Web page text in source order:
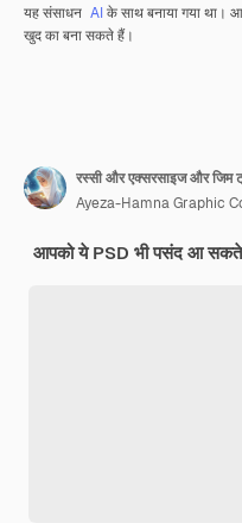
यह संसाधन AIके साथ बनाया गया था।
खुद का बना सकते हैं।
रस्सी और एक्सरसाइज और जिम
Ayeza-Hamna Graphic
आपको ये PSD भी पसंद आ